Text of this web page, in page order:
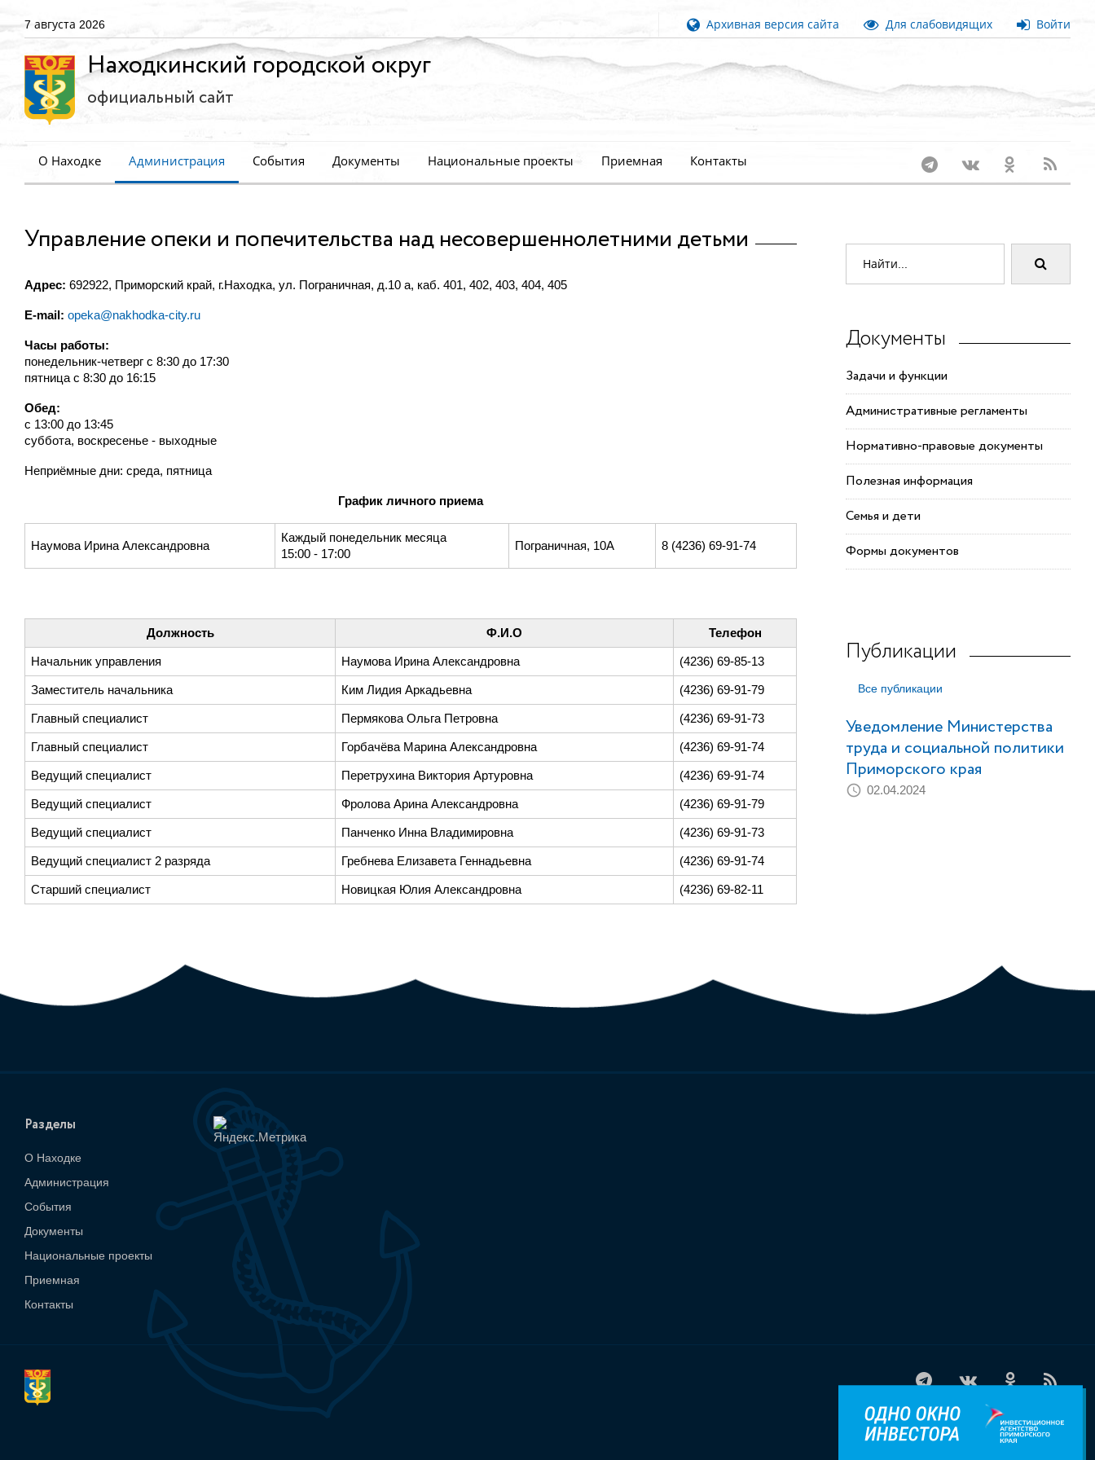
7 августа 2026 Архивная версия сайта Для слабовидящих Войти
Находкинский городской округ
официальный сайт
О Находке Администрация События Документы Национальные проекты Приемная Контакты
Управление опеки и попечительства над несовершеннолетними детьми
Адрес: 692922, Приморский край, г.Находка, ул. Пограничная, д.10 а, каб. 401, 402, 403, 404, 405
E-mail: opeka@nakhodka-city.ru
Часы работы:
понедельник-четверг с 8:30 до 17:30
пятница с 8:30 до 16:15
Обед:
с 13:00 до 13:45
суббота, воскресенье - выходные
Неприёмные дни: среда, пятница
График личного приема
Наумова Ирина Александровна
Каждый понедельник месяца
15:00 - 17:00
Пограничная, 10А 8 (4236) 69-91-74
Должность Ф.И.О Телефон
Начальник управления Наумова Ирина Александровна (4236) 69-85-13
Заместитель начальника Ким Лидия Аркадьевна (4236) 69-91-79
Главный специалист Пермякова Ольга Петровна (4236) 69-91-73
Главный специалист Горбачёва Марина Александровна (4236) 69-91-74
Ведущий специалист Перетрухина Виктория Артуровна (4236) 69-91-74
Ведущий специалист Фролова Арина Александровна (4236) 69-91-79
Ведущий специалист Панченко Инна Владимировна (4236) 69-91-73
Ведущий специалист 2 разряда Гребнева Елизавета Геннадьевна (4236) 69-91-74
Старший специалист Новицкая Юлия Александровна (4236) 69-82-11
Документы
Задачи и функции
Административные регламенты
Нормативно-правовые документы
Полезная информация
Семья и дети
Формы документов
Публикации
Все публикации
Уведомление Министерства
труда и социальной политики
Приморского края
02.04.2024
Разделы
О Находке
Администрация
События
Документы
Национальные проекты
Приемная
Контакты